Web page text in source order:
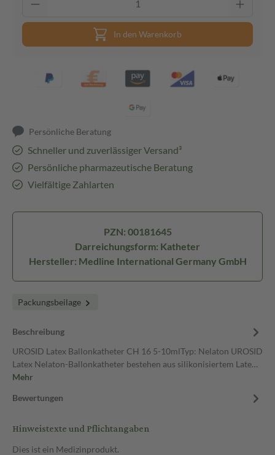
In den Warenkorb
Persönliche Beratung
Schneller und zuverlässiger Versand³
Persönliche pharmazeutische Beratung
Vielfältige Zahlarten
PZN: 00181645
Darreichungsform: Katheter
Hersteller: Medline International Germany GmbH
Packungsbeilage
Beschreibung
UROSID Latex Ballonkatheter CH 16 5-10mlTyp: Nelaton UROSID
Latex Nelaton-Ballonkatheter bestehen aus silikonisiertem Late…
Mehr
Bewertungen
Hinweistexte und Pflichtangaben
Dies ist ein Medizinprodukt.